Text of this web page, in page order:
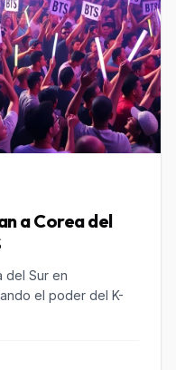
a Corea del
del Sur en
el poder del K-